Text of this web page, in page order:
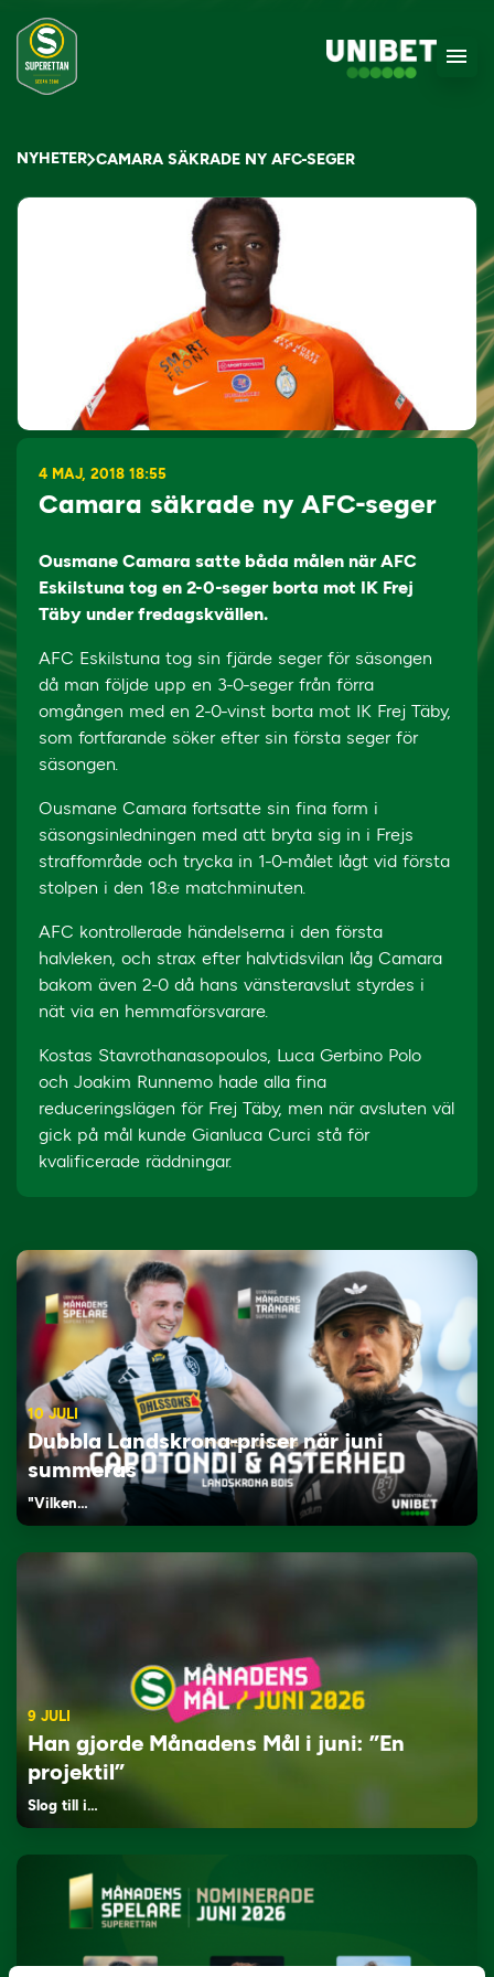
NYHETER CAMARA SÄKRADE NY AFC-SEGER
4 MAJ, 2018 18:55
Camara säkrade ny AFC-seger
Ousmane Camara satte båda målen när AFC
Eskilstuna tog en 2-0-seger borta mot IK Frej
Täby under fredagskvällen.
AFC Eskilstuna tog sin fjärde seger för säsongen
då man följde upp en 3-0-seger från förra
omgången med en 2-0-vinst borta mot IK Frej Täby,
som fortfarande söker efter sin första seger för
säsongen.
Ousmane Camara fortsatte sin fina form i
säsongsinledningen med att bryta sig in i Frejs
straffområde och trycka in 1-0-målet lågt vid första
stolpen i den 18:e matchminuten.
AFC kontrollerade händelserna i den första
halvleken, och strax efter halvtidsvilan låg Camara
bakom även 2-0 då hans vänsteravslut styrdes i
nät via en hemmaförsvarare.
Kostas Stavrothanasopoulos, Luca Gerbino Polo
och Joakim Runnemo hade alla fina
reduceringslägen för Frej Täby, men när avsluten väl
gick på mål kunde Gianluca Curci stå för
kvalificerade räddningar.
10 JULI
Dubbla Landskrona-priser när juni
summeras
"Vilken…
9 JULI
Han gjorde Månadens Mål i juni: ”En
projektil”
Slog till i…